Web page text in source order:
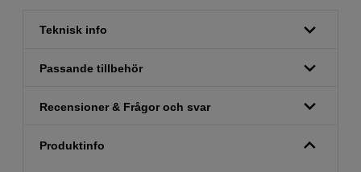
Teknisk info
Passande tillbehör
Recensioner & Frågor och svar
Produktinfo